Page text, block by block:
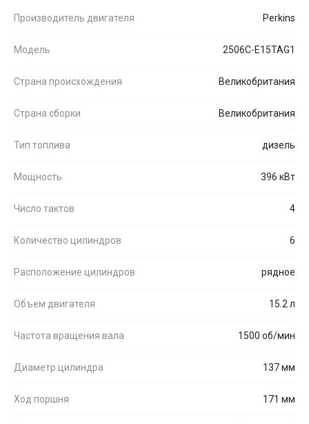
Производитель двигателя Perkins
Модель 2506C-E15TAG1
Страна происхождения Великобритания
Страна сборки Великобритания
Тип топлива дизель
Мощность 396 кВт
Число тактов 4
Количество цилиндров 6
Расположение цилиндров рядное
Объем двигателя 15.2 л
Частота вращения вала 1500 об/мин
Диаметр цилиндра 137 мм
Ход поршня 171 мм